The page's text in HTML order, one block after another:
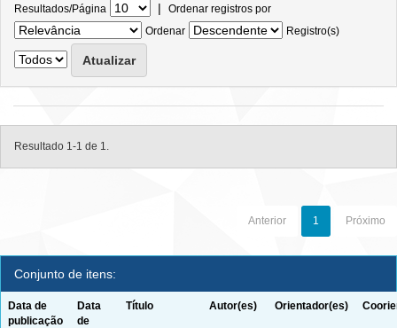
Resultados/Página | Ordenar registros por
Ordenar
Registro(s)
Resultado 1-1 de 1.
Anterior 1 Próximo
Conjunto de itens:
Data de
publicação
Data
de
Título Autor(es) Orientador(es)